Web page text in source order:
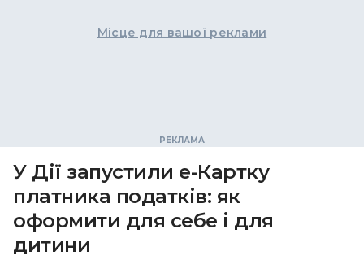
Місце для вашої реклами
У Дії запустили е-Картку
платника податків: як
оформити для себе і для
дитини